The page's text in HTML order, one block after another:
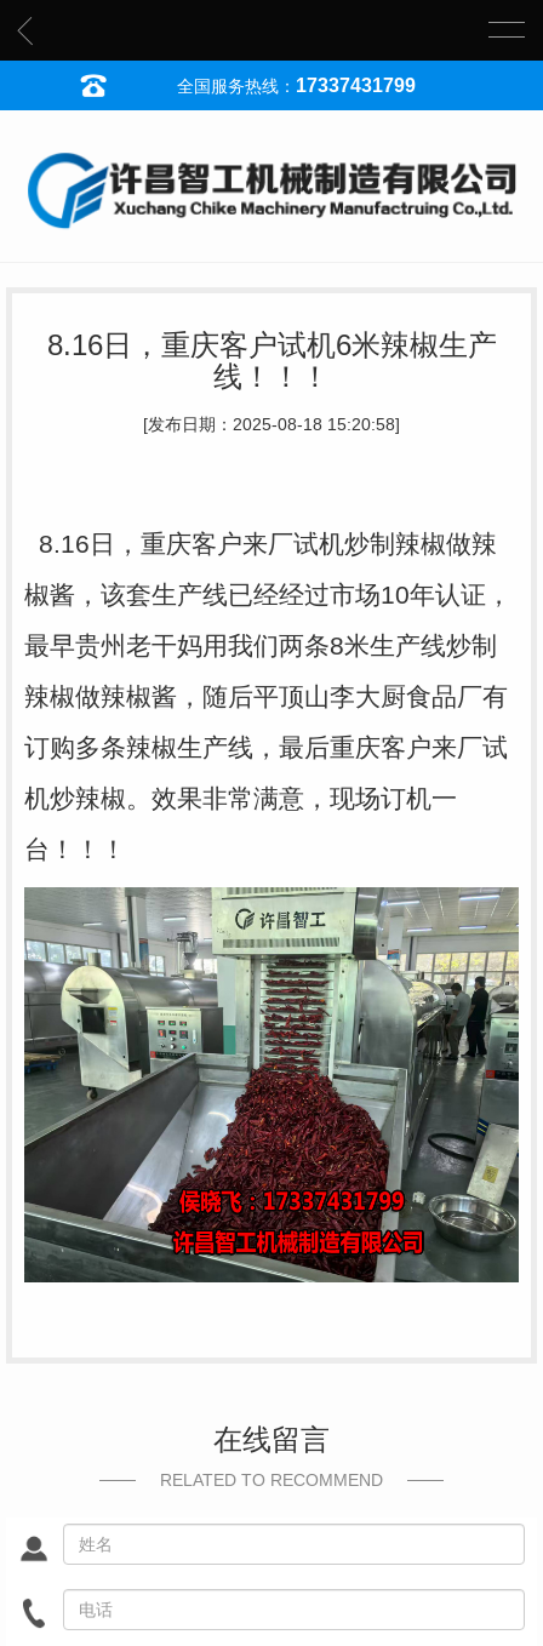
全国服务热线： 17337431799
8.16日，重庆客户试机6米辣椒生产
线！！！
[发布日期：2025-08-18 15:20:58]
8.16日，重庆客户来厂试机炒制辣椒做辣
椒酱，该套生产线已经经过市场10年认证，
最早贵州老干妈用我们两条8米生产线炒制
辣椒做辣椒酱，随后平顶山李大厨食品厂有
订购多条辣椒生产线，最后重庆客户来厂试
机炒辣椒。效果非常满意，现场订机一
台！！！
在线留言
RELATED TO RECOMMEND